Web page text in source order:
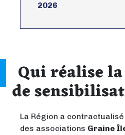
2026
Qui réalise
de
La Région a
des associations Graine